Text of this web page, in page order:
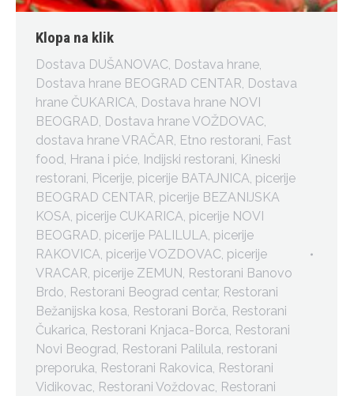
Klopa na klik
Dostava DUŠANOVAC, Dostava hrane,
Dostava hrane BEOGRAD CENTAR, Dostava
hrane ČUKARICA, Dostava hrane NOVI
BEOGRAD, Dostava hrane VOŽDOVAC,
dostava hrane VRAČAR, Etno restorani, Fast
food, Hrana i piće, Indijski restorani, Kineski
restorani, Picerije, picerije BATAJNICA, picerije
BEOGRAD CENTAR, picerije BEZANIJSKA
KOSA, picerije CUKARICA, picerije NOVI
BEOGRAD, picerije PALILULA, picerije
RAKOVICA, picerije VOZDOVAC, picerije
VRACAR, picerije ZEMUN, Restorani Banovo
Brdo, Restorani Beograd centar, Restorani
Bežanijska kosa, Restorani Borča, Restorani
Čukarica, Restorani Knjaca-Borca, Restorani
Novi Beograd, Restorani Palilula, restorani
preporuka, Restorani Rakovica, Restorani
Vidikovac, Restorani Voždovac, Restorani